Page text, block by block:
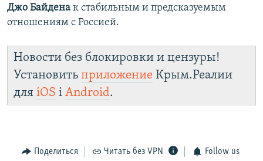
Джо Байдена к стабильным и предсказуемым
отношениям с Россией.
Новости без блокировки и цензуры!
Установить приложение Крым.Реалии
для iOS і Android.
Поделиться Читать без VPN Follow us